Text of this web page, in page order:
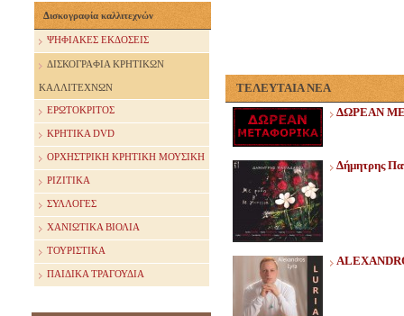
Δισκογραφία καλλιτεχνών
ΨΗΦΙΑΚΕΣ ΕΚΔΟΣΕΙΣ
ΔΙΣΚΟΓΡΑΦΙΑ ΚΡΗΤΙΚΩΝ
ΚΑΛΛΙΤΕΧΝΩΝ
ΕΡΩΤΟΚΡΙΤΟΣ
ΚΡΗΤΙΚΑ DVD
ΟΡΧΗΣΤΡΙΚΗ ΚΡΗΤΙΚΗ ΜΟΥΣΙΚΗ
ΡΙΖΙΤΙΚΑ
ΣΥΛΛΟΓΕΣ
ΧΑΝΙΩΤΙΚΑ ΒΙΟΛΙΑ
ΤΟΥΡΙΣΤΙΚΑ
ΠΑΙΔΙΚΑ ΤΡΑΓΟΥΔΙΑ
ΤΕΛΕΥΤΑΙΑ ΝΕΑ
ΔΩΡΕΑΝ
Δήμητρης